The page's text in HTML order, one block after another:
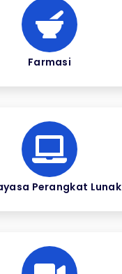
Farmasi
Perangkat Lunak